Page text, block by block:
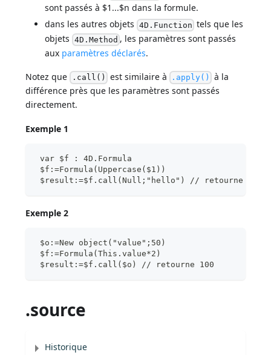
sont passés à $1...$n dans la formule.
dans les autres objets 4D.Function tels que les
objets 4D.Method , les paramètres sont passés
aux paramètres déclarés.
Notez que .call() est similaire à .apply()
à la
différence près que les paramètres sont passés
directement.
Exemple 1
var $f : 4D.Formula
$f:=Formula(Uppercase($1))
$result:=$f.call(Null;"hello") // retourne
Exemple 2
$o:=New object("value";50)
$f:=Formula(This.value*2)
$result:=$f.call($o) // retourne 100
.source
Historique